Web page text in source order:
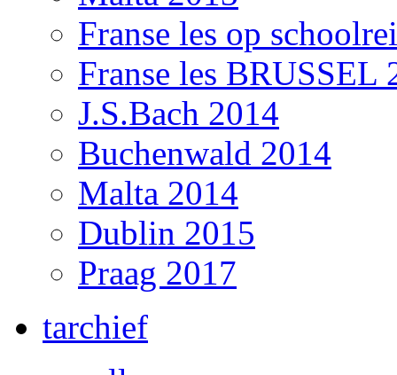
Franse les op
Franse les BRUSSEL
J.S.Bach 2014
Buchenwald 2014
Malta 2014
Dublin 2015
Praag 2017
tarchief